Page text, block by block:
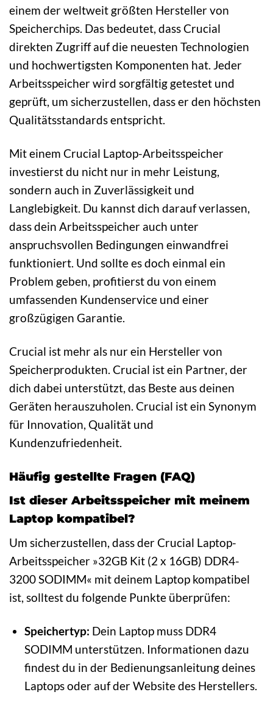
einem der weltweit größten Hersteller von
Speicherchips. Das bedeutet, dass Crucial
direkten Zugriff auf die neuesten Technologien
und hochwertigsten Komponenten hat. Jeder
Arbeitsspeicher wird sorgfältig getestet und
geprüft, um sicherzustellen, dass er den höchsten
Qualitätsstandards entspricht.
Mit einem Crucial Laptop-Arbeitsspeicher
investierst du nicht nur in mehr Leistung,
sondern auch in Zuverlässigkeit und
Langlebigkeit. Du kannst dich darauf verlassen,
dass dein Arbeitsspeicher auch unter
anspruchsvollen Bedingungen einwandfrei
funktioniert. Und sollte es doch einmal ein
Problem geben, profitierst du von einem
umfassenden Kundenservice und einer
großzügigen Garantie.
Crucial ist mehr als nur ein Hersteller von
Speicherprodukten. Crucial ist ein Partner, der
dich dabei unterstützt, das Beste aus deinen
Geräten herauszuholen. Crucial ist ein Synonym
für Innovation, Qualität und
Kundenzufriedenheit.
Häufig gestellte Fragen (FAQ)
Ist dieser Arbeitsspeicher mit meinem
Laptop kompatibel?
Um sicherzustellen, dass der Crucial Laptop-
Arbeitsspeicher »32GB Kit (2 x 16GB) DDR4-
3200 SODIMM« mit deinem Laptop kompatibel
ist, solltest du folgende Punkte überprüfen:
Speichertyp: Dein Laptop muss DDR4
SODIMM unterstützen. Informationen dazu
findest du in der Bedienungsanleitung deines
Laptops oder auf der Website des Herstellers.